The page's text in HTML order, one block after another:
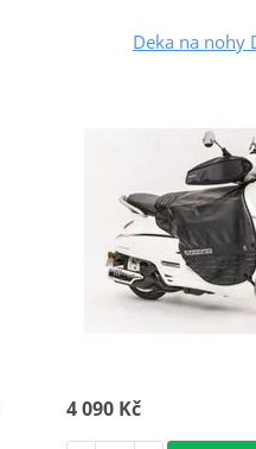
Deka na nohy
4 090 Kč